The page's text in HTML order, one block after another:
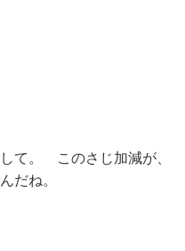
て。 このさじ加減が、
だね。